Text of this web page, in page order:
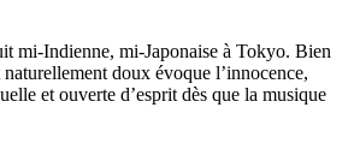
mi-Indienne, mi-Japonaise à Tokyo. Bien
doux évoque l’innocence,
et ouverte d’esprit dès que la musique